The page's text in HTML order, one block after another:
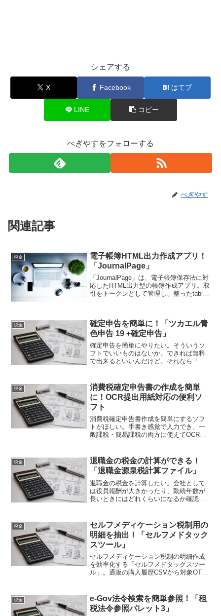
シェアする
X Facebook はてブ
LINE コピー
べぎやすをフォローする
べぎやす
関連記事
税金
電子帳簿HTML出力作成アプリ！
「JournalPage」
「JournalPage」は、電子帳簿保存法に対
応したHTML出力型の帳簿作成アプリ。取
引をトークンとして管理し、整ったtable
守や業務効率化に最適な経理ツールで
す。
税金
確定申告を簡単に！「ツカエル青
色申告 19 +確定申告」
確定申告を簡単にやりたい。そういうソ
フトでいいものはないか。できれば無料
で出来るといいんだけど。それなら「ツ
出来るように必要な機能はだいたい揃っ
ていて使いやすいですよ！
税金
消費税確定申告書の作成を簡単
に！OCR提出用紙対応の便利ソ
フト
消費税確定申告書作成を簡単にするソフ
トがほしい。手書き感覚で入力でき、一
般課税・簡易課税の両方に使えてOCR提
申告書を作成できるのがいい。それなら
「消費税の確定申告書」ですよ！
税金
退職金の税金の計算ができる！
「退職金源泉税計算ファイル」
退職金の税金を計算したい。会社として
は役員報酬が大きかったり、勤続年数が
長いときにはどれくらいになるか確認が
でしょうか。このツールがあれば退職金
の税金の計算が簡単に出来ますよ！
税金
セルフメディケーション税制用の
明細を抽出！「セルフメドタック
スツール」
セルフメディケーション税制の明細作成
を効率化する「セルフメドタックスツー
ル」。通販の購入履歴CSVから対象OTC
どを紹介。セルフメドタックスツール、
上手く使って下さいね！
税金
e-Gov法令検索を簡単参照！「租
税法令参照パレット3」